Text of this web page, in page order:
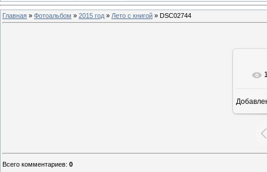
Главная » Фотоальбом » 2015 год » Лето с книгой » DSC02744
Всего комментариев: 0